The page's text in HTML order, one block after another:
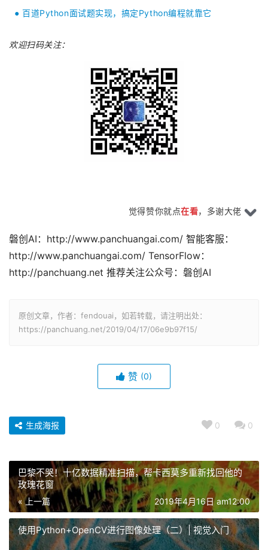
● 百道Python面试题实现，搞定Python编程就靠它
欢迎扫码关注：
觉得赞你就点在看，多谢大佬
磐创AI：http://www.panchuangai.com/ 智能客服：
http://www.panchuangai.com/ TensorFlow：
http://panchuang.net 推荐关注公众号：磐创AI
原创文章，作者：fendouai，如若转载，请注明出处：
https://panchuang.net/2019/04/17/06e9b97f15/
赞 (0)
0 0
生成海报
巴黎不哭！十亿数据精准扫描，帮卡西莫多重新找回他的
玫瑰花窗
« 上一篇 2019年4月16日 am12:00
使用Python+OpenCV进行图像处理（二）| 视觉入门